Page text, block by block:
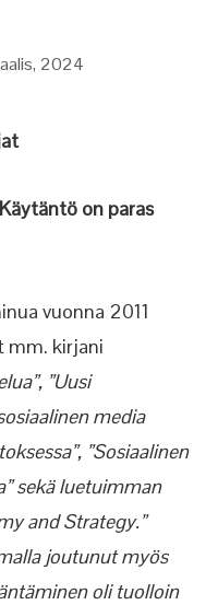
2024
on paras
vuonna 2011
mm. kirjani
”Uusi
media
”Sosiaalinen
sekä luetuimman
and Strategy.”
joutunut myös
oli tuolloin